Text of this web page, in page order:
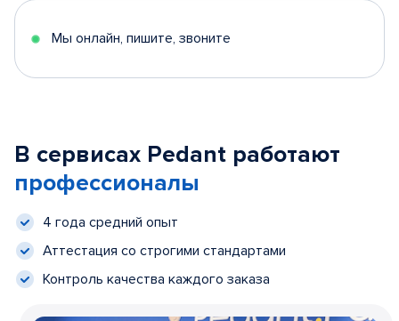
Мы онлайн, пишите, звоните
В сервисах Pedant работают
профессионалы
4 года средний опыт
Аттестация со строгими стандартами
Контроль качества каждого заказа